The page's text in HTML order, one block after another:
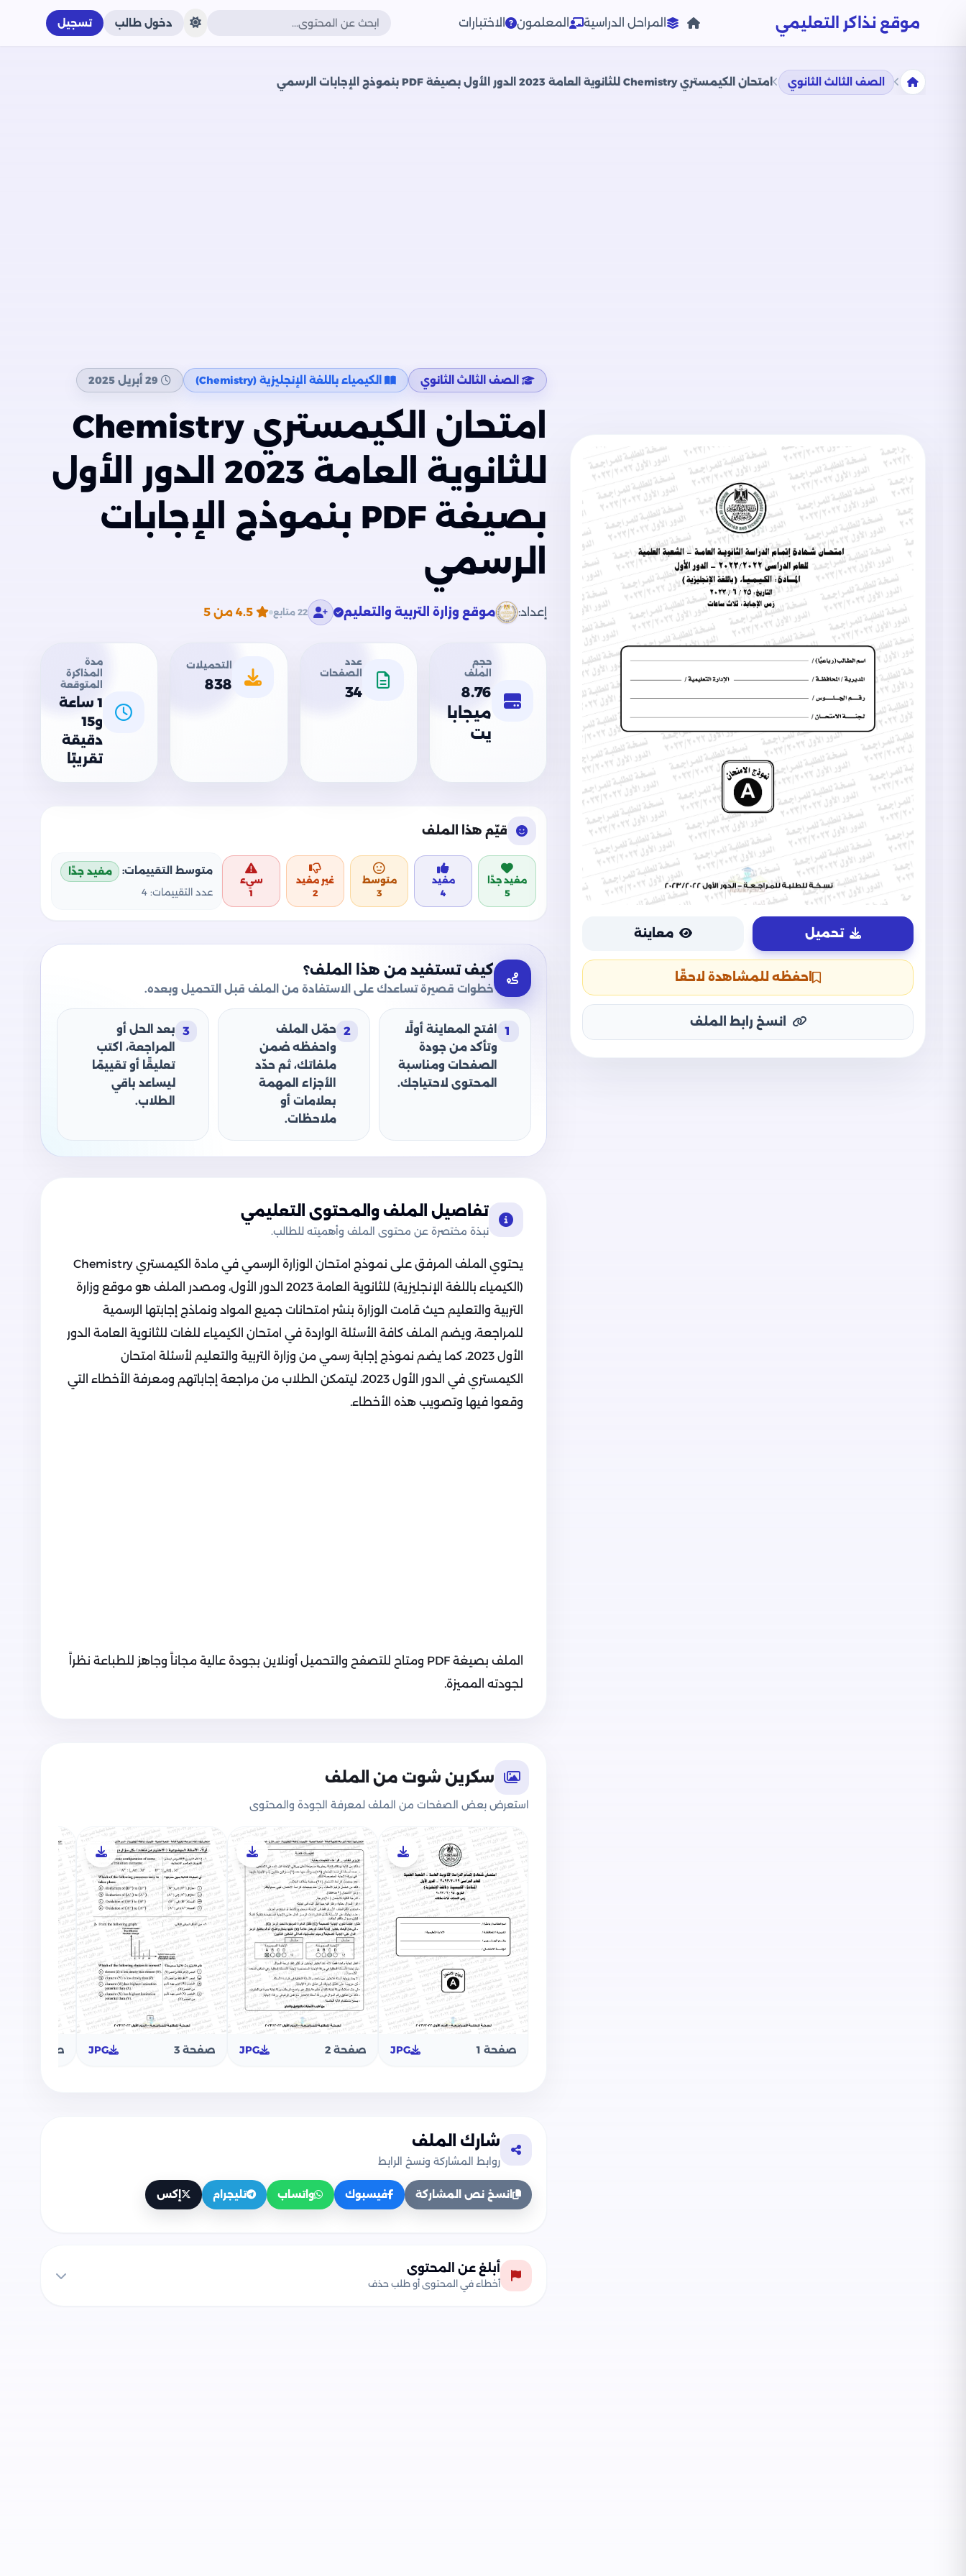
موقع نذاكر التعليمي المراحل الدراسية المعلمون الاختبارات دخول طالب تسجيل
الصف الثالث الثانوي امتحان الكيمستري Chemistry للثانوية العامة 2023 الدور الأول بصيغة PDF بنموذج الإجابات الرسمي
تحميل معاينة
احفظه للمشاهدة لاحقًا
انسخ رابط الملف
الصف الثالث الثانوي الكيمياء باللغة الإنجليزية (Chemistry) 29 أبريل 2025
امتحان الكيمستري Chemistry
للثانوية العامة 2023 الدور الأول
بصيغة PDF بنموذج الإجابات
الرسمي
إعداد: موقع وزارة التربية والتعليم 22 متابع 4.5من 5
حجم
الملف
8.76
ميجابا
يت
عدد
الصفحات
34
التحميلات
838
مدة
المذاكرة
المتوقعة
1 ساعة
و15
دقيقة
تقريبًا
قيّم هذا الملف
مفيد جدًا
5
مفيد
4
متوسط
3
غير مفيد
2
سيء
1
متوسط التقييمات:
مفيد جدًا
عدد التقييمات: 4
كيف تستفيد من هذا الملف؟
خطوات قصيرة تساعدك على الاستفادة من الملف قبل التحميل وبعده.
1
افتح المعاينة أولًا
وتأكد من جودة
الصفحات ومناسبة
المحتوى لاحتياجك.
2 حمّل الملف
واحفظه ضمن
ملفاتك، ثم حدّد
الأجزاء المهمة
بعلامات أو
ملاحظات.
3
بعد الحل أو
المراجعة، اكتب
تعليقًا أو تقييمًا
ليساعد باقي
الطلاب.
تفاصيل الملف والمحتوى التعليمي
نبذة مختصرة عن محتوى الملف وأهميته للطالب.
يحتوي الملف المرفق على نموذج امتحان الوزارة الرسمي في مادة الكيمستري Chemistry
(الكيمياء باللغة الإنجليزية) للثانوية العامة 2023 الدور الأول، ومصدر الملف هو موقع وزارة
التربية والتعليم حيث قامت الوزارة بنشر امتحانات جميع المواد ونماذج إجابتها الرسمية
للمراجعة، ويضم الملف كافة الأسئلة الواردة في امتحان الكيمياء للغات للثانوية العامة الدور
الأول 2023، كما يضم نموذج إجابة رسمي من وزارة التربية والتعليم لأسئلة امتحان
الكيمستري في الدور الأول 2023، ليتمكن الطلاب من مراجعة إجاباتهم ومعرفة الأخطاء التي
وقعوا فيها وتصويب هذه الأخطاء.
الملف بصيغة PDF ومتاح للتصفح والتحميل أونلاين بجودة عالية مجاناً وجاهز للطباعة نظراً
لجودته المميزة.
سكرين شوت من الملف
استعرض بعض الصفحات من الملف لمعرفة الجودة والمحتوى
صفحة 1 JPG صفحة 2 JPG صفحة 3 JPG صفحة 4
شارك الملف
روابط المشاركة ونسخ الرابط
انسخ نص المشاركة فيسبوك واتساب تليجرام إكس
أبلغ عن المحتوى
أخطاء في المحتوى أو طلب حذف